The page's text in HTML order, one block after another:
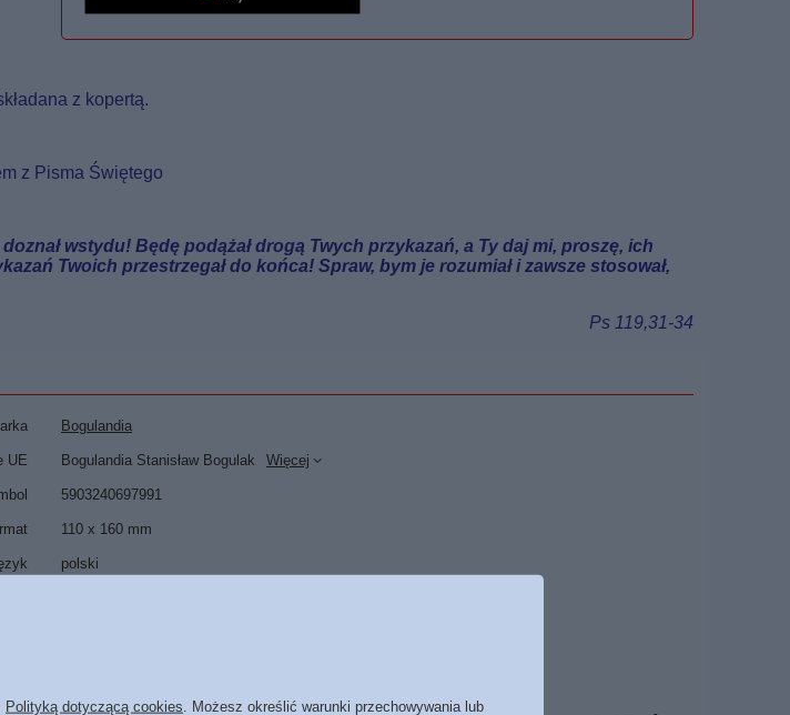
z kopertą.
z Pisma Świętego
wstydu! Będę podążałdrogą Twych przykazań, a Ty daj mi, proszę, ich
Twoich przestrzegał do końca! Spraw, bym je rozumiał i zawsze stosował,
Ps 119,31-34
Bogulandia
UE Bogulandia Stanisław Bogulak Więcej
5903240697991
110 x 160 mm
polski
Polityką dotyczącą cookies . Możesz określić warunki przechowywania lub